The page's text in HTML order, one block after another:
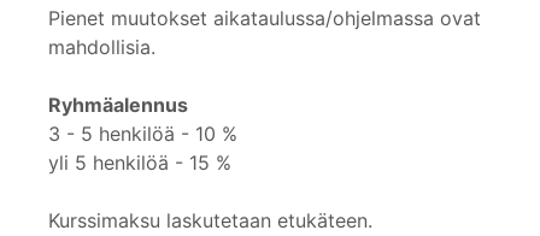
Pienet muutokset aikataulussa/ohjelmassa ovat
mahdollisia.
Ryhmäalennus
3 - 5 henkilöä - 10 %
yli 5 henkilöä - 15 %
Kurssimaksu laskutetaan etukäteen.